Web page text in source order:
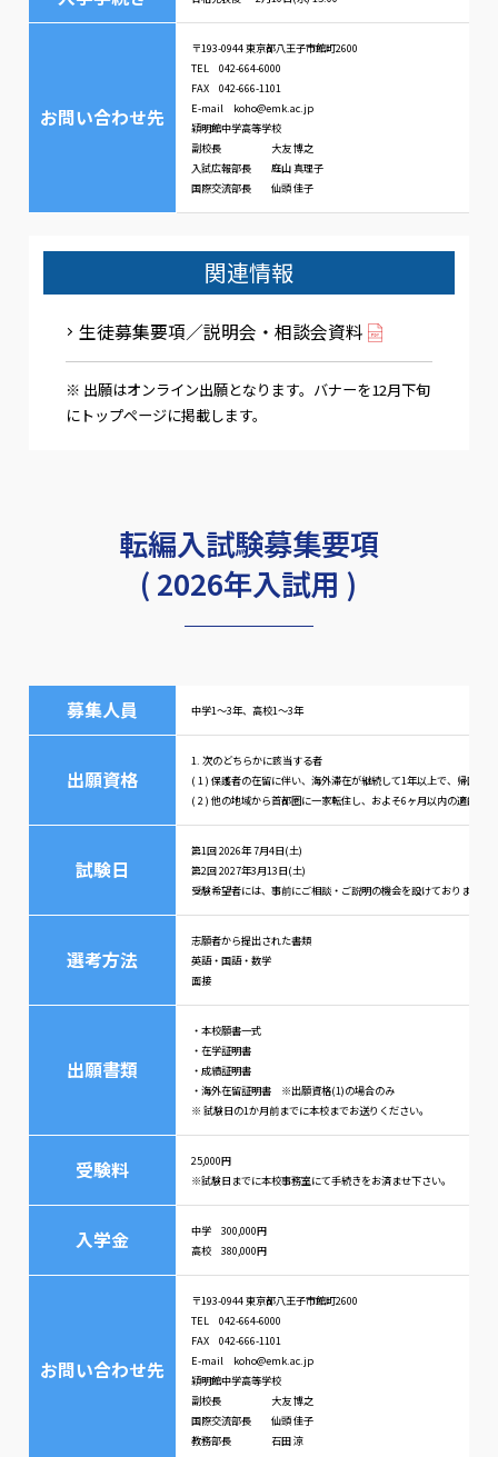
お問い合わせ先
〒193-0944 東京都八王子市館町2600
TEL 042-664-6000
FAX 042-666-1101
E-mail koho@emk.ac.jp
穎明館中学高等学校
副校長 大友 博之
入試広報部長 庭山 真理子
国際交流部長 仙頭 佳子
関連情報
生徒募集要項／説明会・相談会資料
※ 出願はオンライン出願となります。バナーを12月下旬
にトップページに掲載します。
転編入試験募集要項
( 2026年入試用 )
募集人員 中学1～3年、高校1～3年
出願資格
1. 次のどちらかに該当する者
( 1 ) 保護者の在留に伴い、海外滞在が継続して1年以上で、帰国後1
( 2 ) 他の地域から首都圏に一家転住し、およそ6ヶ月以内の適齢生徒
試験日
第1回 2026年 7月4日(土)
第2回 2027年3月13日(土)
受験希望者には、事前にご相談・ご説明の機会を設けておりますの
選考方法
志願者から提出された書類
英語・国語・数学
面接
出願書類
・本校願書一式
・在学証明書
・成績証明書
・海外在留証明書 ※出願資格(1)の場合のみ
※ 試験日の1か月前までに本校までお送りください。
受験料
25,000円
※試験日までに本校事務室にて手続きをお済ませ下さい。
入学金
中学 300,000円
高校 380,000円
お問い合わせ先
〒193-0944 東京都八王子市館町2600
TEL 042-664-6000
FAX 042-666-1101
E-mail koho@emk.ac.jp
穎明館中学高等学校
副校長 大友 博之
国際交流部長 仙頭 佳子
教務部長 石田 涼